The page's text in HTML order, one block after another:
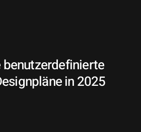
benutzerdefinierte
in 2025